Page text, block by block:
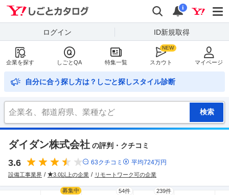
検索
通知
i
ログイン ID新規取得
企業を探す しごとQA 特集一覧 スカウト マイページ
自分に合う探し方は？しごと探しスタイル診断
ダイダン株式会社 の評判・クチコミ
3.6 63クチコミ 平均724万円
設備工事業界 3.0以上の企業 リモートワーク可の企業
募集中 54件 239件